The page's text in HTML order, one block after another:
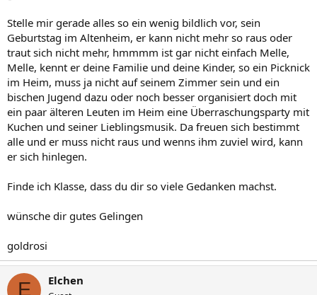
Stelle mir gerade alles so ein wenig bildlich vor, sein
Geburtstag im Altenheim, er kann nicht mehr so raus oder
traut sich nicht mehr, hmmmm ist gar nicht einfach Melle,
Melle, kennt er deine Familie und deine Kinder, so ein Picknick
im Heim, muss ja nicht auf seinem Zimmer sein und ein
bischen Jugend dazu oder noch besser organisiert doch mit
ein paar älteren Leuten im Heim eine Überraschungsparty mit
Kuchen und seiner Lieblingsmusik. Da freuen sich bestimmt
alle und er muss nicht raus und wenns ihm zuviel wird, kann
er sich hinlegen.
Finde ich Klasse, dass du dir so viele Gedanken machst.
wünsche dir gutes Gelingen
goldrosi
E Elchen